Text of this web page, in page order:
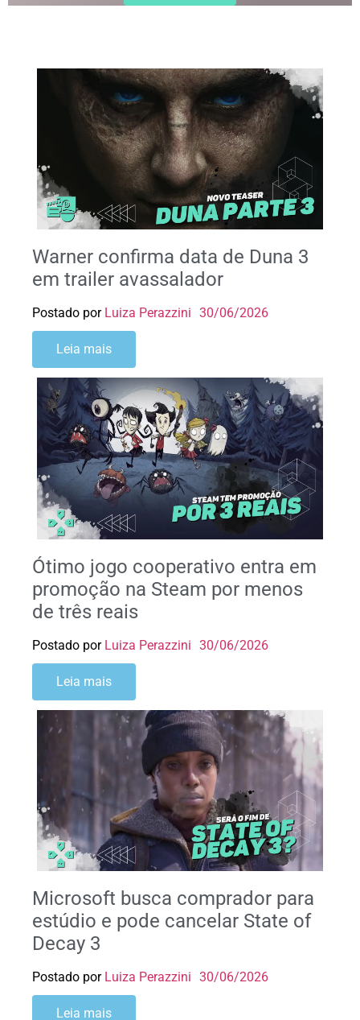
Warner confirma data de Duna 3
em trailer avassalador
Postado por Luiza Perazzini 30/06/2026
Leia mais
Ótimo jogo cooperativo entra em
promoção na Steam por menos
de três reais
Postado por Luiza Perazzini 30/06/2026
Leia mais
Microsoft busca comprador para
estúdio e pode cancelar State of
Decay 3
Postado por Luiza Perazzini 30/06/2026
Leia mais